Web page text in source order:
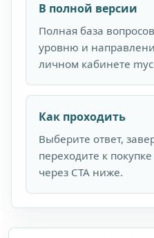
В полной версии
Полная база
уровню и
личном кабинете
Как проходить
Выберите ответ,
переходите к
через CTA ниже.